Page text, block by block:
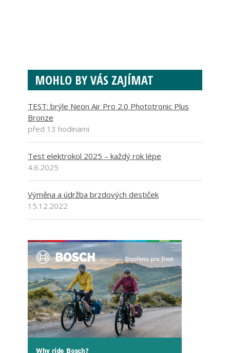
MOHLO BY VÁS ZAJÍMAT
TEST: brýle Neon Air Pro 2.0 Phototronic Plus
Bronze
před 13 hodinami
Test elektrokol 2025 – každý rok lépe
4.6.2025
Výměna a údržba brzdových destiček
15.12.2022